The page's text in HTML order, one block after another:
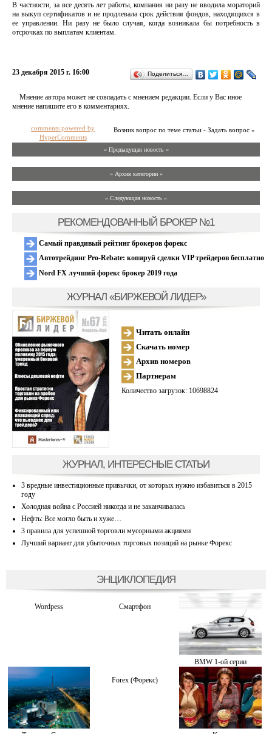
В частности, за все десять лет работы, компания ни разу не вводила мораторий
на выкуп сертификатов и не продлевала срок действия фондов, находящихся в
ее управлении. Ни разу не было случая, когда возникала бы потребность в
отсрочках по выплатам клиентам.
23 декабря 2015 г. 16:00 Поделиться…
Мнение автора может не совпадать с мнением редакции. Если у Вас иное
мнение напишите его в комментариях.
Возник вопрос по теме статьи - Задать вопрос »
comments powered by
HyperComments
« Предыдущая новость «
» Архив категории «
» Следующая новость »
РЕКОМЕНДОВАННЫЙ БРОКЕР №1
Самый правдивый рейтинг брокеров форекс
Автотрейдинг Pro-Rebate: копируй сделки VIP трейдеров бесплатно
Nord FX лучший форекс брокер 2019 года
ЖУРНАЛ «БИРЖЕВОЙ ЛИДЕР»
Читать онлайн
Скачать номер
Архив номеров
Партнерам
Количество загрузок: 10698824
ЖУРНАЛ, ИНТЕРЕСНЫЕ СТАТЬИ
3 вредные инвестиционные привычки, от которых нужно избавиться в 2015
году
Холодная война с Россией никогда и не заканчивалась
Нефть: Все могло быть и хуже…
3 правила для успешной торговли мусорными акциями
Лучший вариант для убыточных торговых позиций на рынке Форекс
ЭНЦИКЛОПЕДИЯ
Wordpess Смартфон
BMW 1-ой серии
Forex (Форекс)